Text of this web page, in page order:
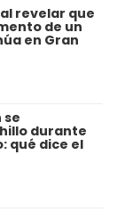
revelar que
de un
en Gran
se
durante
qué dice el